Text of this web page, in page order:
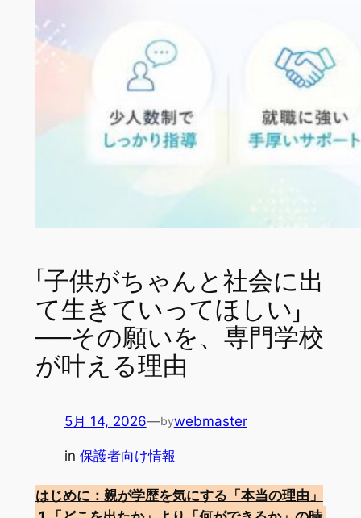
「子供がちゃんと社会に出
て生きていってほしい」
──その願いを、専門学校
が叶える理由
5月 14, 2026—bywebmaster
in 保護者向け情報
はじめに：親が学歴を気にする「本当の理由」